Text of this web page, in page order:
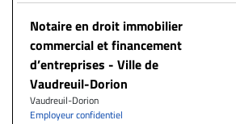
Notaire en droit immobilier
commercial et financement
d’entreprises - Ville de
Vaudreuil-Dorion
Vaudreuil-Dorion
Employeur confidentiel